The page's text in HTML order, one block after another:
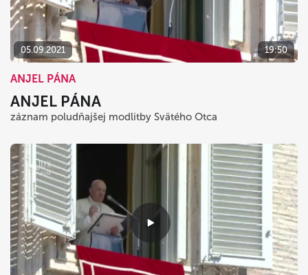
05.09.2021 19:50
ANJEL PÁNA
ANJEL PÁNA
záznam poludňajšej modlitby Svätého Otca